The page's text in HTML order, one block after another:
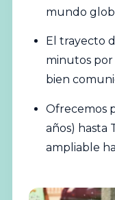
mundo
El trayecto
minutos por
bien
Ofrecemos
años) hasta
ampliable